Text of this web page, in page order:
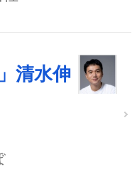
清水伸